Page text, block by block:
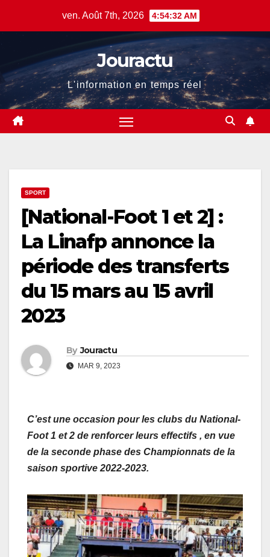
ven. Août 7th, 2026 4:54:33 AM
Jouractu
L'information en temps réel
SPORT
[National-Foot 1 et 2] :
La Linafp annonce la
période des transferts
du 15 mars au 15 avril
2023
By Jouractu
MAR 9, 2023
C’est une occasion pour les clubs du National-
Foot 1 et 2 de renforcer leurs effectifs , en vue
de la seconde phase des Championnats de la
saison sportive 2022-2023.